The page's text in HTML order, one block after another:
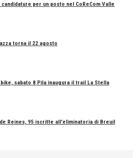
per un posto nel CoReCom Valle
torna il 22 agosto
sabato 8 Pila inaugura il trail La Stella
Reines, 95 iscritte all'eliminatoria di Breuil